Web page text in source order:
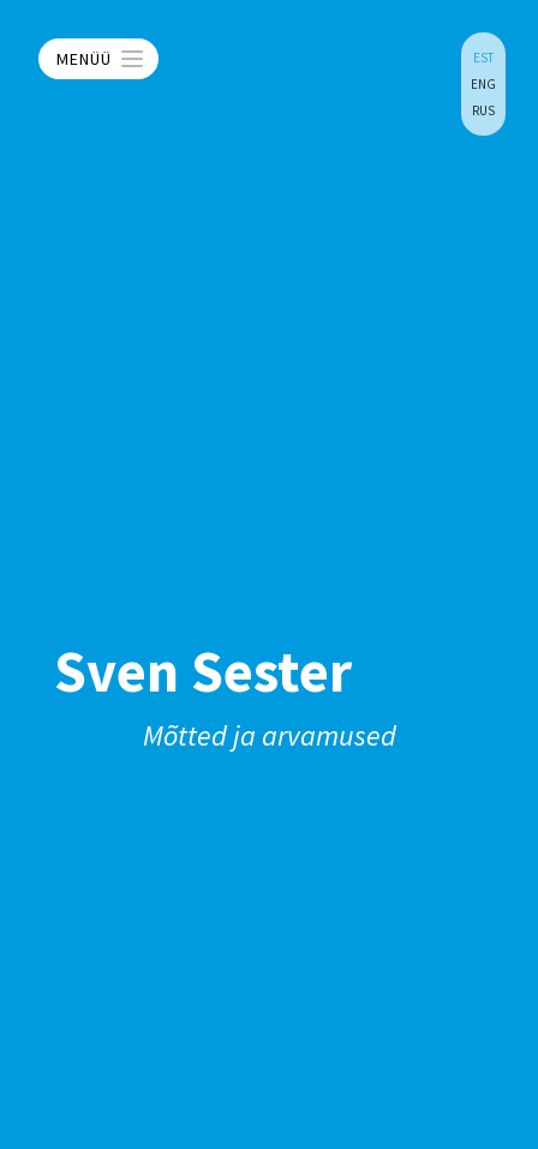
MENÜÜ
EST
ENG
RUS
Sven Sester
Mõtted ja arvamused